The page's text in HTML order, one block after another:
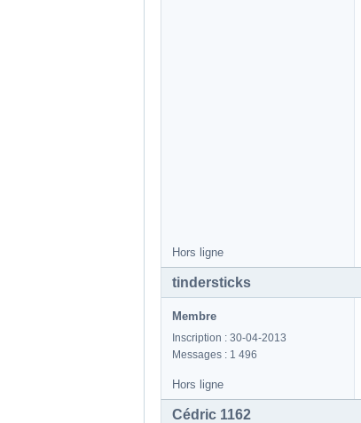
Hors ligne
tindersticks
Membre
Inscription : 30-04-2013
Messages : 1 496
Hors ligne
Cédric 1162